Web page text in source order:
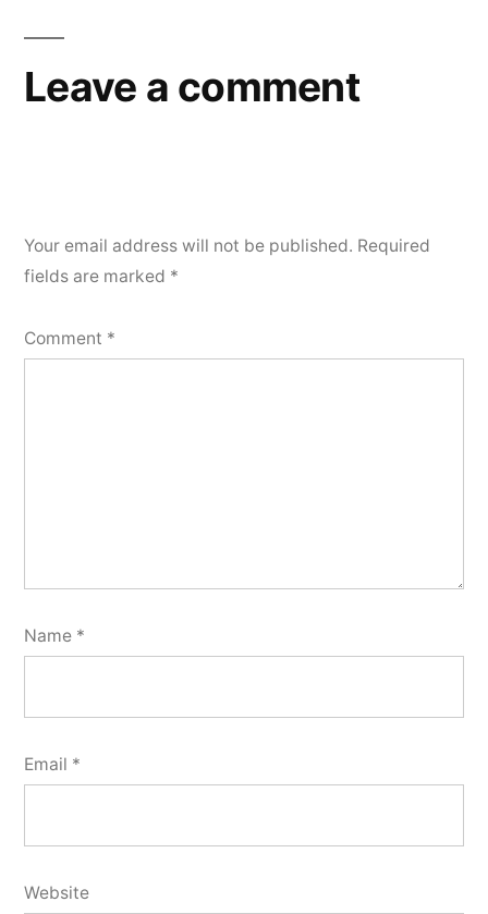
Leave a comment
Your email address will not be published. Required
fields are marked *
Comment *
Name *
Email *
Website